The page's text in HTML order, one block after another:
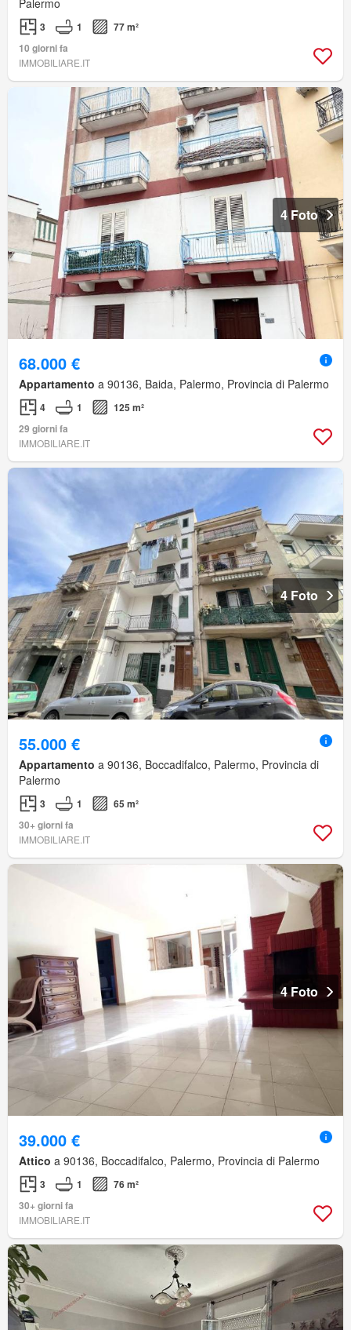
Palermo
3 1
77 m²
10 giorni fa
IMMOBILIARE.IT
4 Foto
68.000 €
Appartamento a 90136, Baida, Palermo, Provincia di Palermo
4 1
125 m²
29 giorni fa
IMMOBILIARE.IT
4 Foto
55.000 €
Appartamento a 90136, Boccadifalco, Palermo, Provincia di
Palermo
3 1
65 m²
30+ giorni fa
IMMOBILIARE.IT
4 Foto
39.000 €
Attico a 90136, Boccadifalco, Palermo, Provincia di Palermo
3 1
76 m²
30+ giorni fa
IMMOBILIARE.IT